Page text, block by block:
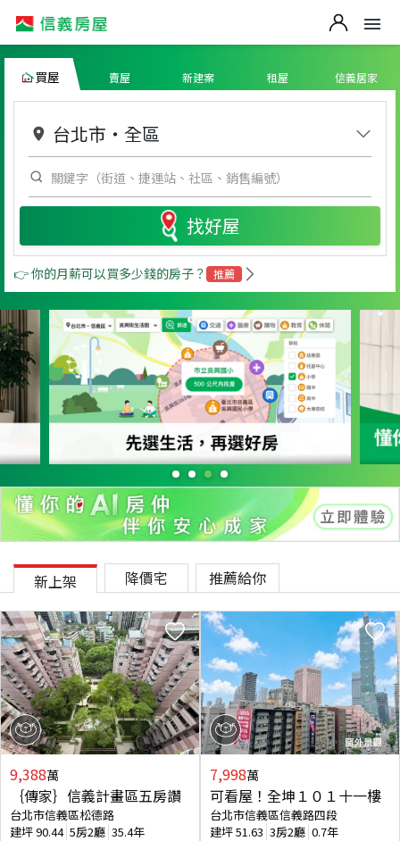
買屋 賣屋 新建案 租屋 信義居家
台北市 ・ 全區
找好屋
👉 你的月薪可以買多少錢的房子？ 推薦
新上架 降價宅 推薦給你
9,388萬
｛傳家｝信義計畫區五房讚
台北市信義區松德路
建坪90.44 5房2廳 35.4年
7,998萬
可看屋！全坤１０１十一樓
台北市信義區信義路四段
建坪51.63 3房2廳 0.7年